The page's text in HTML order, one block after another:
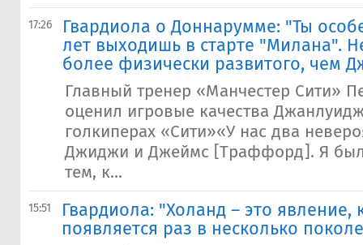
17:26
​Гвардиола о Доннарумме: "Ты
лет выходишь в старте "Милана".
более физически развитого, чем
Главный тренер «Манчестер Сити»
оценил игровые качества
голкиперах «Сити»«У нас два
Джиджи и Джеймс [Траффорд]. Я был
тем, к...
15:51
Гвардиола: "Холанд – это явление,
появляется раз в несколько